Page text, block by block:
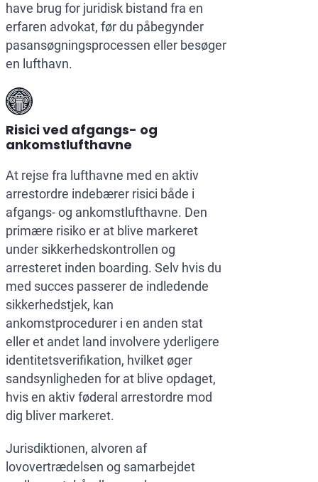
have brug for juridisk bistand fra en
erfaren advokat, før du påbegynder
pasansøgningsprocessen eller besøger
en lufthavn.
Risici ved afgangs- og
ankomstlufthavne
At rejse fra lufthavne med en aktiv
arrestordre indebærer risici både i
afgangs- og ankomstlufthavne. Den
primære risiko er at blive markeret
under sikkerhedskontrollen og
arresteret inden boarding. Selv hvis du
med succes passerer de indledende
sikkerhedstjek, kan
ankomstprocedurer i en anden stat
eller et andet land involvere yderligere
identitetsverifikation, hvilket øger
sandsynligheden for at blive opdaget,
hvis en aktiv føderal arrestordre mod
dig bliver markeret.
Jurisdiktionen, alvoren af
lovovertrædelsen og samarbejdet